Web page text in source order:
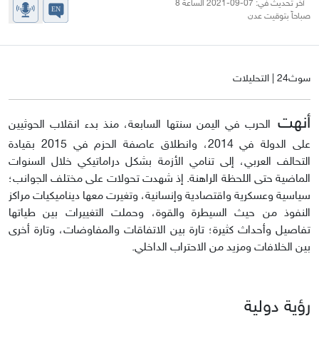
آخر تحديث في: 07-09-2021 الساعة 8
صباحاً بتوقيت عدن
سوث24 | التحليلات
أنهت الحرب في اليمن سنتها السابعة، منذ بدء انقلاب الحوثيين
على الدولة في 2014، وانطلاق عاصفة الحزم في 2015 بقيادة
التحالف العربي، إلى تنامي الأزمة بشكل دراماتيكي خلال السنوات
الماضية حتى اللحظة الراهنة. إذ شهدت تحولات على مختلف الجوانب؛
سياسية وعسكرية واقتصادية وإنسانية، وتغيرت معها ديناميكيات مراكز
النفوذ من حيث السيطرة والقوة، وحملت التغييرات بين طياتها
تفاصيل وأحداث كثيرة؛ تارة بين الاتفاقات والمفاوضات، وتارة أخرى
بين الخلافات ومزيد من الاحتراب الداخلي.
رؤية دولية